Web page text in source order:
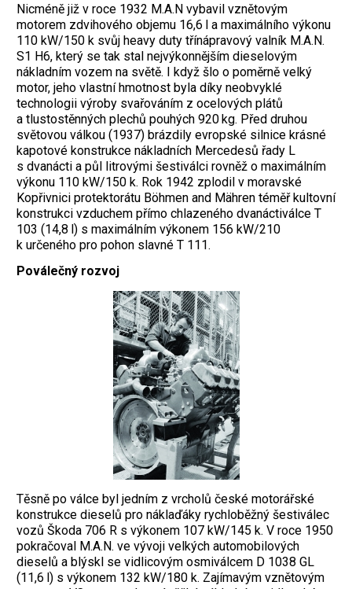
Nicméně již v roce 1932 M.A.N vybavil vznětovým
motorem zdvihového objemu 16,6 l a maximálního výkonu
110 kW/150 k svůj heavy duty třínápravový valník M.A.N.
S1 H6, který se tak stal nejvýkonnějším dieselovým
nákladním vozem na světě. I když šlo o poměrně velký
motor, jeho vlastní hmotnost byla díky neobvyklé
technologii výroby svařováním z ocelových plátů
a tlustostěnných plechů pouhých 920 kg. Před druhou
světovou válkou (1937) brázdily evropské silnice krásné
kapotové konstrukce nákladních Mercedesů řady L
s dvanácti a půl litrovými šestiválci rovněž o maximálním
výkonu 110 kW/150 k. Rok 1942 zplodil v moravské
Kopřivnici protektorátu Böhmen and Mähren téměř kultovní
konstrukci vzduchem přímo chlazeného dvanáctiválce T
103 (14,8 l) s maximálním výkonem 156 kW/210
k určeného pro pohon slavné T 111.
Poválečný rozvoj
Těsně po válce byl jedním z vrcholů české motorářské
konstrukce dieselů pro náklaďáky rychloběžný šestiválec
vozů Škoda 706 R s výkonem 107 kW/145 k. V roce 1950
pokračoval M.A.N. ve vývoji velkých automobilových
dieselů a blýskl se vidlicovým osmiválcem D 1038 GL
(11,6 l) s výkonem 132 kW/180 k. Zajímavým vznětovým